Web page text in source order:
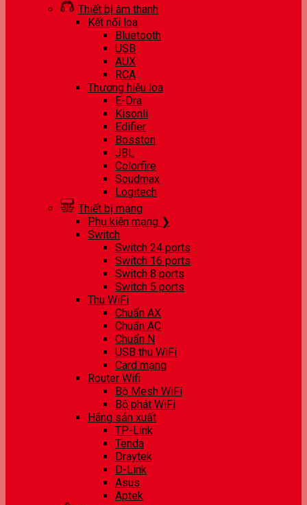
Thiết bị âm thanh
Kết nối loa
Bluetooth
USB
AUX
RCA
Thương hiệu loa
E-Dra
Kisonli
Edifier
Bosston
JBL
Colorfire
Soudmax
Logitech
Thiết bị mạng
Phụ kiện mạng ❯
Switch
Switch 24 ports
Switch 16 ports
Switch 8 ports
Switch 5 ports
Thu WiFi
Chuẩn AX
Chuẩn AC
Chuẩn N
USB thu WiFi
Card mạng
Router Wifi
Bộ Mesh WiFi
Bộ phát WiFi
Hãng sản xuất
TP-Link
Tenda
Draytek
D-Link
Asus
Aptek